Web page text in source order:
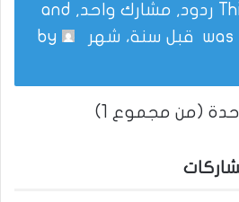
This topic has 0 ردود, مشارك واحد, and
قبل سنة، شهر
(من مجموع 1)